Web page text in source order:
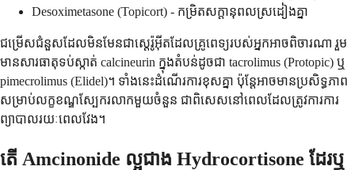
Desoximetasone (Topicort) - កម្រិតសក្តានុពលស្រដៀងគ្នា
ជម្រើសជំនួសដែលមិនមែនជាស្តេរ៉ូអ៊ីតដែលគ្រូពេទ្យរបស់អ្នកអាចពិចារណា រួម
មានសារធាតុទប់ស្កាត់ calcineurin ក្នុងតំបន់ដូចជា tacrolimus (Protopic) ឬ
pimecrolimus (Elidel)។ ទាំងនេះដំណើរការខុសគ្នា ប៉ុន្តែអាចមានប្រសិទ្ធភាព
សម្រាប់លក្ខខណ្ឌស្បែករលាកមួយចំនួន ជាពិសេសនៅពេលដែលត្រូវការការ
ព្យាបាលរយៈពេលវែង។
តើ Amcinonide ល្អជាង Hydrocortisone ដែរឬ